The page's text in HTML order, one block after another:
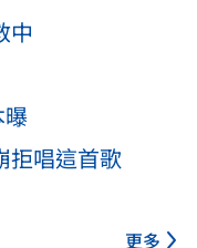
中
拒唱這首歌
更多